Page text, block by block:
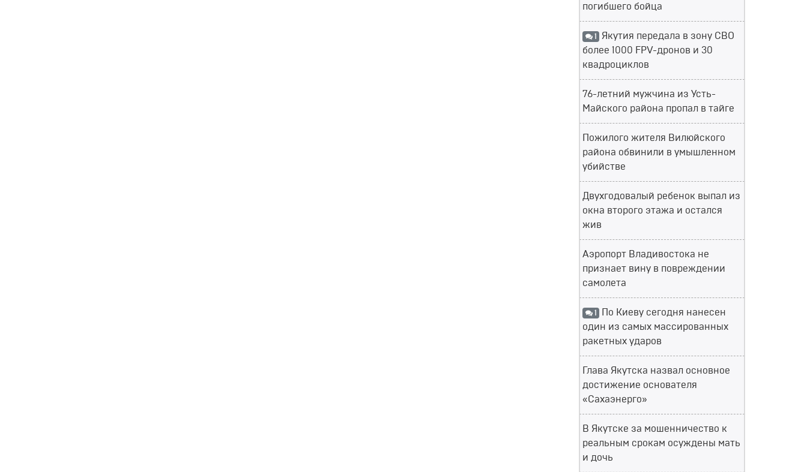
погибшего бойца
1 Якутия передала в зону СВО
более 1000 FPV-дронов и 30
квадроциклов
76-летний мужчина из Усть-
Майского района пропал в тайге
Пожилого жителя Вилюйского
района обвинили в умышленном
убийстве
Двухгодовалый ребенок выпал из
окна второго этажа и остался
жив
Аэропорт Владивостока не
признает вину в повреждении
самолета
1 По Киеву сегодня нанесен
один из самых массированных
ракетных ударов
Глава Якутска назвал основное
достижение основателя
«Сахаэнерго»
В Якутске за мошенничество к
реальным срокам осуждены мать
и дочь